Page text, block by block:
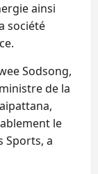
ainsi
société
Sodsong,
de la
le
Sports, a